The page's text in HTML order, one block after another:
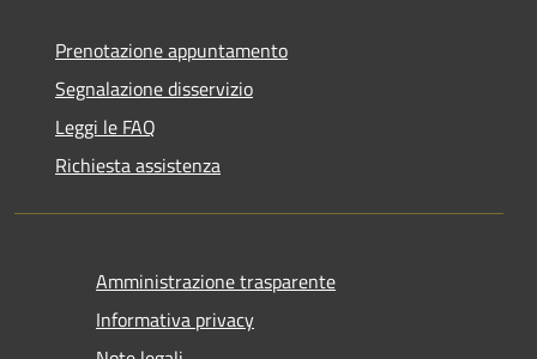
Prenotazione appuntamento
Segnalazione disservizio
Leggi le FAQ
Richiesta assistenza
Amministrazione trasparente
Informativa privacy